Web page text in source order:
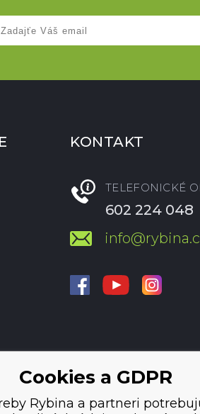
KONTAKT
TELEFONICKÉ
602 224 048
Cookies a GDPR
Rybina a partneri